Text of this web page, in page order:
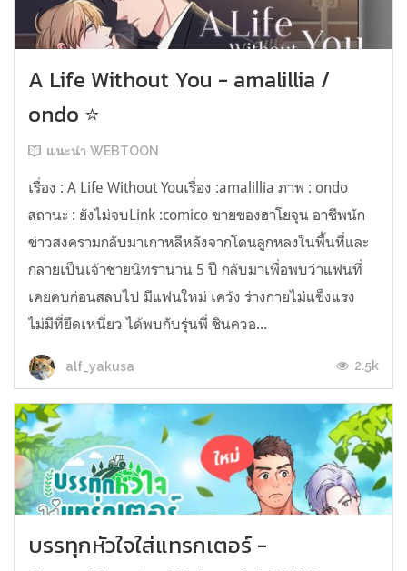
A Life Without You - amalillia /
ondo ⭐
แนะนำ WEBTOON
เรื่อง : A Life Without Youเรื่อง :amalillia ภาพ : ondo
สถานะ : ยังไม่จบLink :comico ขายของฮาโยจุน อาชีพนัก
ข่าวสงครามกลับมาเกาหลีหลังจากโดนลูกหลงในพื้นที่และ
กลายเป็นเจ้าชายนิทรานาน 5 ปี กลับมาเพื่อพบว่าแฟนที่
เคยคบก่อนสลบไป มีแฟนใหม่ เคว้ง ร่างกายไม่แข็งแรง
ไม่มีที่ยึดเหนี่ยว ได้พบกับรุ่นพี่ ชินควอ...
alf_yakusa 2.5k
บรรทุกหัวใจใส่แทรกเตอร์ -